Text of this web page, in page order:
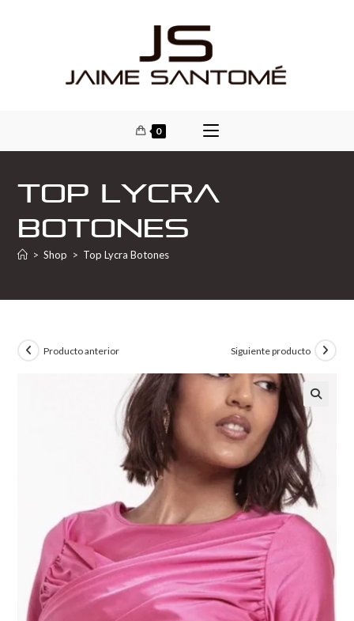
0
Top Lycra
Botones
> Shop > Top Lycra Botones
Producto anterior Siguiente producto